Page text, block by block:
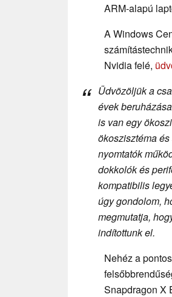
ARM-alapú
A Windows
Nvidia felé,
Üdvözöljük a
évek
is van egy
ökoszisztéma
nyomtatók
dokkolók és
kompatibilis
úgy gondolom,
megmutatja,
indítottunk el.
Nehéz a
Snapdragon X